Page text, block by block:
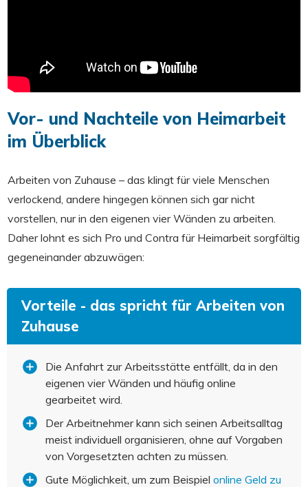
Vor- und Nachteile von Heimarbeit
im Überblick
Arbeiten von Zuhause – das klingt für viele Menschen
verlockend, andere hingegen können sich gar nicht
vorstellen, nur in den eigenen vier Wänden zu arbeiten.
Daher lohnt es sich Pro und Contra für Heimarbeit sorgfältig
gegeneinander abzuwägen:
Vorteile - das spricht für Arbeiten von
Zuhause
Die Anfahrt zur Arbeitsstätte entfällt, da in den
eigenen vier Wänden und häufig online
gearbeitet wird.
Der Arbeitnehmer kann sich seinen Arbeitsalltag
meist individuell organisieren, ohne auf Vorgaben
von Vorgesetzten achten zu müssen.
Gute Möglichkeit, um zum Beispiel online Geld zu